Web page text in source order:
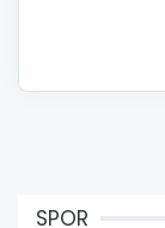
SPOR